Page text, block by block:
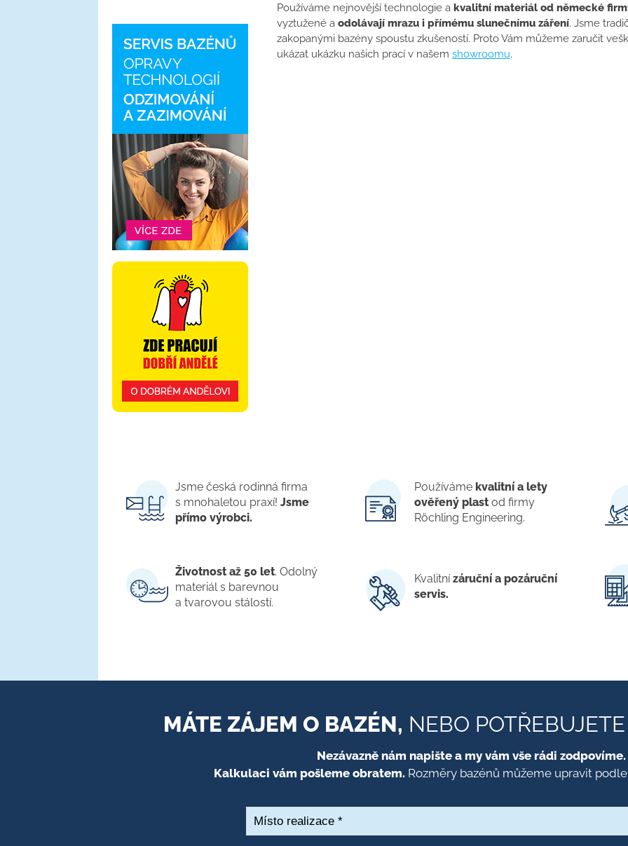
Používáme nejnovější technologie a kvalitní materiál od německé
vyztužené a odolávají mrazu i přímému slunečnímu záření. Jsme
zakopanými bazény spoustu zkušeností. Proto Vám můžeme zaručit
ukázat ukázku našich prací v našem showroomu.
Jsme česká rodinná firma
s mnohaletou praxí! Jsme
přímo výrobci.
Používámekvalitní a lety
ověřený plast od firmy
Röchling Engineering.
Životnost až 50 let. Odolný
materiál s barevnou
a tvarovou stálostí.
Kvalitnízáruční a pozáruční
servis.
MÁTE ZÁJEM O BAZÉN, NEBO
Nezávazně nám napište a my vám vše rádi zodpovíme.
Kalkulaci vám pošleme obratem.Rozměry bazénů můžeme upravit podle
Místo realizace*